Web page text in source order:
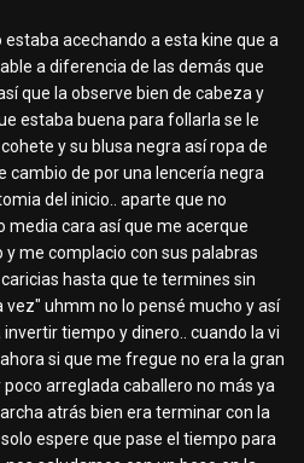
estaba acechando a esta kine que a
a diferencia de las demás que
que la observe bien de cabeza y
estaba buena para follarla se le
y su blusa negra así ropa de
cambio de por una lencería negra
del inicio.. aparte que no
media cara así que me acerque
me complacio con sus palabras
hasta que te termines sin
uhmm no lo pensé mucho y así
tiempo y dinero.. cuando la vi
si que me fregue no era la gran
arreglada caballero no más ya
atrás bien era terminar con la
espere que pase el tiempo para